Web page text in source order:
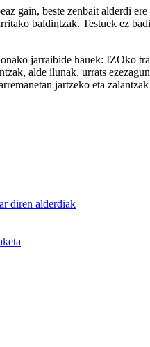
gain, beste zenbait alderdi
baldintzak. Testuek ez
jarraibide hauek: IZOko
alde ilunak, urrats
jartzeko eta
diren alderdiak